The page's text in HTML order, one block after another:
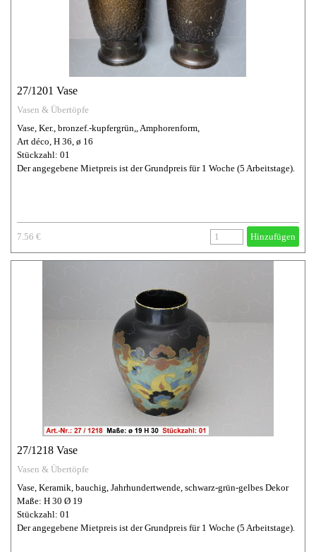
27/1201 Vase
Vasen & Übertöpfe
Vase, Ker., bronzef.-kupfergrün,, Amphorenform,
Art déco, H 36, ø 16
Stückzahl: 01
Der angegebene Mietpreis ist der Grundpreis für 1 Woche (5 Arbeitstage).
7.56 € Hinzufügen
27/1218 Vase
Vasen & Übertöpfe
Vase, Keramik, bauchig, Jahrhundertwende, schwarz-grün-gelbes Dekor
Maße: H 30 Ø 19
Stückzahl: 01
Der angegebene Mietpreis ist der Grundpreis für 1 Woche (5 Arbeitstage).